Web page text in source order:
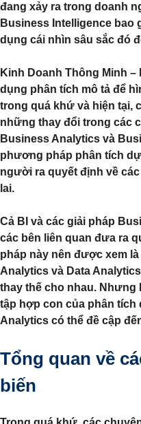
đang xảy ra trong doanh
Business Intelligence bao
dụng cái nhìn sâu sắc đó
Kinh Doanh Thông Minh
dụng phân tích mô tả để
trong quá khứ và hiện tại,
những thay đổi trong các
Business Analytics và
phương pháp phân tích
người ra quyết định về
lai.
Cả BI và các giải pháp
các bên liên quan đưa ra
pháp này nên được xem
Analytics và Data
thay thế cho nhau. Nhưng
tập hợp con của phân tích
Analytics có thể đề cập
Tổng quan về
biến